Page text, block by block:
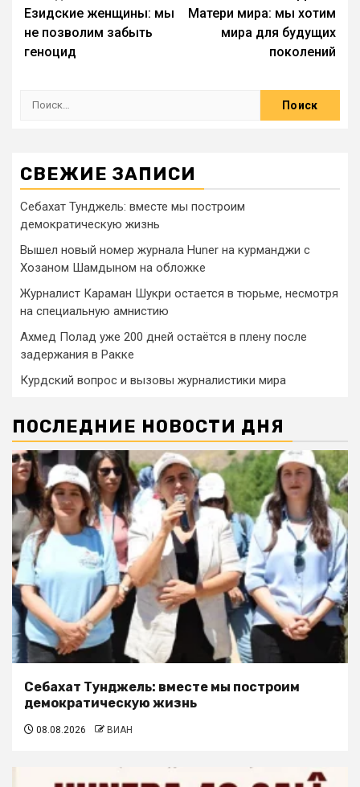
Езидские женщины: мы
не позволим забыть
геноцид
Матери мира: мы хотим
мира для будущих
поколений
СВЕЖИЕ ЗАПИСИ
Себахат Тунджель: вместе мы построим
демократическую жизнь
Вышел новый номер журнала Huner на курманджи с
Хозаном Шамдыном на обложке
Журналист Караман Шукри остается в тюрьме, несмотря
на специальную амнистию
Ахмед Полад уже 200 дней остаётся в плену после
задержания в Ракке
Курдский вопрос и вызовы журналистики мира
ПОСЛЕДНИЕ НОВОСТИ ДНЯ
Себахат Тунджель: вместе мы построим
демократическую жизнь
08.08.2026 ВИАН